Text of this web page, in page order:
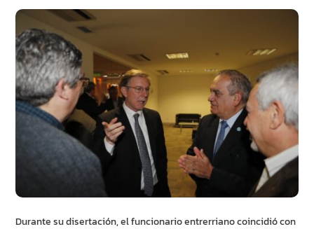
Durante su disertación, el funcionario entrerriano coincidió con